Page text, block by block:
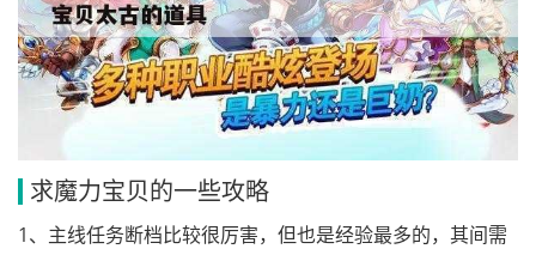
求魔力宝贝的一些攻略
1、主线任务断档比较很厉害，但也是经验最多的，其间需